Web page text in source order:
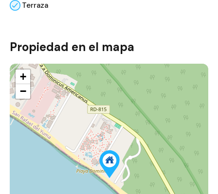
Terraza
Propiedad en el mapa
+
−